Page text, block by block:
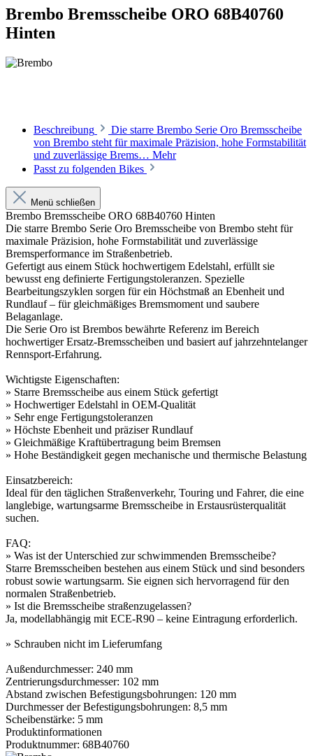
Brembo Bremsscheibe ORO 68B40760
Hinten
Beschreibung
Die starre Brembo Serie Oro Bremsscheibe
von Brembo steht für maximale Präzision, hohe Formstabilität
und zuverlässige Brems… Mehr
Passt zu folgenden Bikes
Menü schließen
Brembo Bremsscheibe ORO 68B40760 Hinten
Die starre Brembo Serie Oro Bremsscheibe von Brembo steht für
maximale Präzision, hohe Formstabilität und zuverlässige
Bremsperformance im Straßenbetrieb.
Gefertigt aus einem Stück hochwertigem Edelstahl, erfüllt sie
bewusst eng definierte Fertigungstoleranzen. Spezielle
Bearbeitungszyklen sorgen für ein Höchstmaß an Ebenheit und
Rundlauf – für gleichmäßiges Bremsmoment und saubere
Belaganlage.
Die Serie Oro ist Brembos bewährte Referenz im Bereich
hochwertiger Ersatz-Bremsscheiben und basiert auf jahrzehntelanger
Rennsport-Erfahrung.
Wichtigste Eigenschaften:
» Starre Bremsscheibe aus einem Stück gefertigt
» Hochwertiger Edelstahl in OEM-Qualität
» Sehr enge Fertigungstoleranzen
» Höchste Ebenheit und präziser Rundlauf
» Gleichmäßige Kraftübertragung beim Bremsen
» Hohe Beständigkeit gegen mechanische und thermische Belastung
Einsatzbereich:
Ideal für den täglichen Straßenverkehr, Touring und Fahrer, die eine
langlebige, wartungsarme Bremsscheibe in Erstausrüsterqualität
suchen.
FAQ:
» Was ist der Unterschied zur schwimmenden Bremsscheibe?
Starre Bremsscheiben bestehen aus einem Stück und sind besonders
robust sowie wartungsarm. Sie eignen sich hervorragend für den
normalen Straßenbetrieb.
» Ist die Bremsscheibe straßenzugelassen?
Ja, modellabhängig mit ECE-R90 – keine Eintragung erforderlich.
» Schrauben nicht im Lieferumfang
Außendurchmesser: 240 mm
Zentrierungsdurchmesser: 102 mm
Abstand zwischen Befestigungsbohrungen: 120 mm
Durchmesser der Befestigungsbohrungen: 8,5 mm
Scheibenstärke: 5 mm
Produktinformationen
Produktnummer: 68B40760